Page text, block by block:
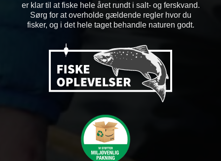
er klar til at fiske hele året rundt i salt- og ferskvand.
Sørg for at overholde gældende regler hvor du
fisker, og i det hele taget behandle naturen godt.